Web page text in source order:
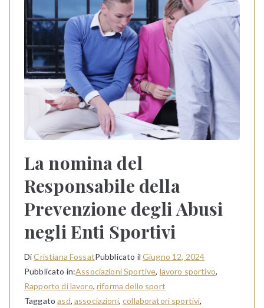
La nomina del
Responsabile della
Prevenzione degli Abusi
negli Enti Sportivi
DiCristiana FossatPubblicato il Giugno 12, 2024
Pubblicato in:Associazioni Sportive, lavoro sportivo,
Rapporto di lavoro,riforma dello sport
Taggatoasd, associazioni,collaboratori sportivi,